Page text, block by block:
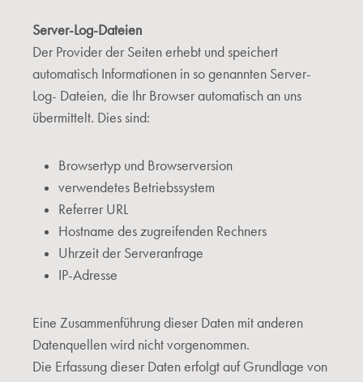
Server-Log-Dateien
Der Provider der Seiten erhebt und speichert
automatisch Informationen in so genannten Server-
Log- Dateien, die Ihr Browser automatisch an uns
übermittelt. Dies sind:
Browsertyp und Browserversion
verwendetes Betriebssystem
Referrer URL
Hostname des zugreifenden Rechners
Uhrzeit der Serveranfrage
IP-Adresse
Eine Zusammenführung dieser Daten mit anderen
Datenquellen wird nicht vorgenommen.
Die Erfassung dieser Daten erfolgt auf Grundlage von